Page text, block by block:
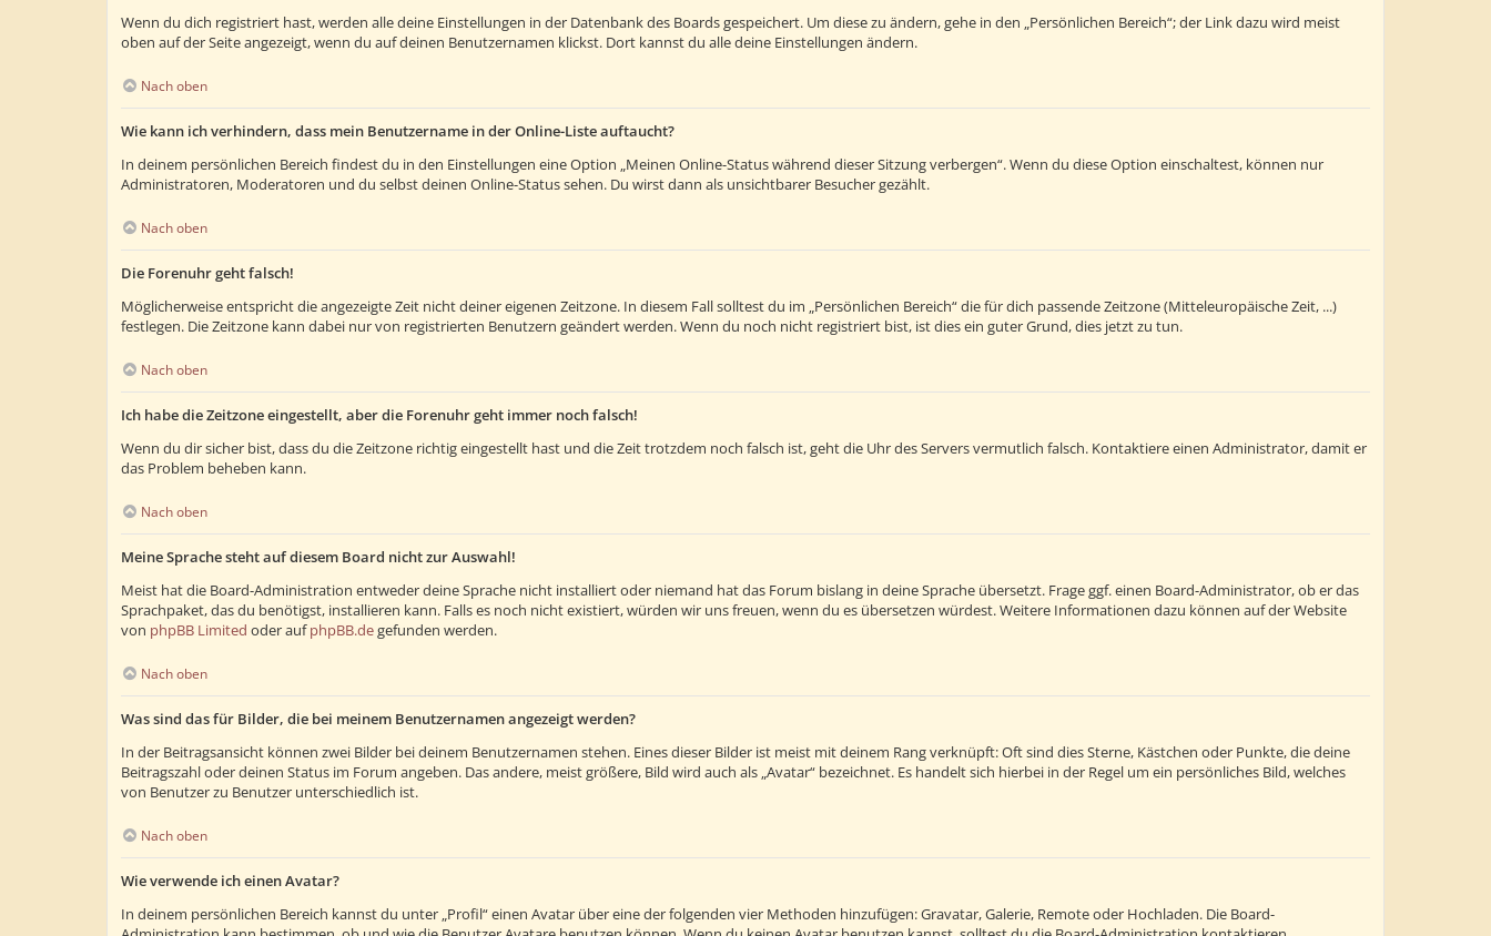
Wenn du dich registriert hast, werden alle deine Einstellungen in der Datenbank des Boards gespeichert. Um diese zu ändern, gehe in den „Persönlichen Bereich“; der Link dazu wird meist
oben auf der Seite angezeigt, wenn du auf deinen Benutzernamen klickst. Dort kannst du alle deine Einstellungen ändern.
Nach oben
Wie kann ich verhindern, dass mein Benutzername in der Online-Liste auftaucht?
In deinem persönlichen Bereich findest du in den Einstellungen eine Option „Meinen Online-Status während dieser Sitzung verbergen“. Wenn du diese Option einschaltest, können nur
Administratoren, Moderatoren und du selbst deinen Online-Status sehen. Du wirst dann als unsichtbarer Besucher gezählt.
Nach oben
Die Forenuhr geht falsch!
Möglicherweise entspricht die angezeigte Zeit nicht deiner eigenen Zeitzone. In diesem Fall solltest du im „Persönlichen Bereich“ die für dich passende Zeitzone (Mitteleuropäische Zeit, ...)
festlegen. Die Zeitzone kann dabei nur von registrierten Benutzern geändert werden. Wenn du noch nicht registriert bist, ist dies ein guter Grund, dies jetzt zu tun.
Nach oben
Ich habe die Zeitzone eingestellt, aber die Forenuhr geht immer noch falsch!
Wenn du dir sicher bist, dass du die Zeitzone richtig eingestellt hast und die Zeit trotzdem noch falsch ist, geht die Uhr des Servers vermutlich falsch. Kontaktiere einen Administrator, damit er
das Problem beheben kann.
Nach oben
Meine Sprache steht auf diesem Board nicht zur Auswahl!
Meist hat die Board-Administration entweder deine Sprache nicht installiert oder niemand hat das Forum bislang in deine Sprache übersetzt. Frage ggf. einen Board-Administrator, ob er das
Sprachpaket, das du benötigst, installieren kann. Falls es noch nicht existiert, würden wir uns freuen, wenn du es übersetzen würdest. Weitere Informationen dazu können auf der Website
von phpBB Limited oder aufphpBB.degefunden werden.
Nach oben
Was sind das für Bilder, die bei meinem Benutzernamen angezeigt werden?
In der Beitragsansicht können zwei Bilder bei deinem Benutzernamen stehen. Eines dieser Bilder ist meist mit deinem Rang verknüpft: Oft sind dies Sterne, Kästchen oder Punkte, die deine
Beitragszahl oder deinen Status im Forum angeben. Das andere, meist größere, Bild wird auch als „Avatar“ bezeichnet. Es handelt sich hierbei in der Regel um ein persönliches Bild, welches
von Benutzer zu Benutzer unterschiedlich ist.
Nach oben
Wie verwende ich einen Avatar?
In deinem persönlichen Bereich kannst du unter „Profil“ einen Avatar über eine der folgenden vier Methoden hinzufügen: Gravatar, Galerie, Remote oder Hochladen. Die Board-